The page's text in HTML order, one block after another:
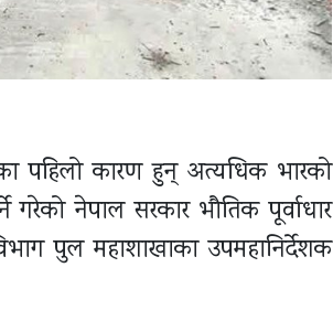
पहिलो कारण हुन् अत्यधिक भारको
नेपाल सरकार भौतिक पूर्वाधार
पुल महाशाखाका उपमहानिर्देशक